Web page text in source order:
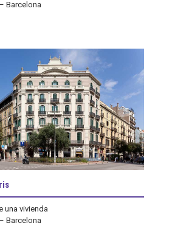
Barcelona
una vivienda
Barcelona